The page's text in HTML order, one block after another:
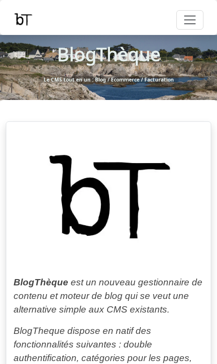
BlogThèque
Le CMS tout en un : Blog / Ecommerce / Facturation
BlogThèque est un nouveau gestionnaire de
contenu et moteur de blog qui se veut une
alternative simple aux CMS existants.
BlogTheque dispose en natif des
fonctionnalités suivantes : double
authentification, catégories pour les pages,